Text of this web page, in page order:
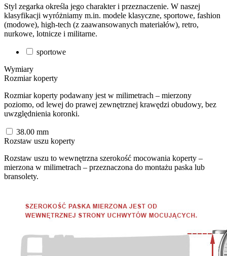
Styl zegarka określa jego charakter i przeznaczenie. W naszej
klasyfikacji wyróżniamy m.in. modele klasyczne, sportowe, fashion
(modowe), high-tech (z zaawansowanych materiałów), retro,
nurkowe, lotnicze i militarne.
sportowe
Wymiary
Rozmiar koperty
Rozmiar koperty podawany jest w milimetrach – mierzony
poziomo, od lewej do prawej zewnętrznej krawędzi obudowy, bez
uwzględnienia koronki.
38.00 mm
Rozstaw uszu koperty
Rozstaw uszu to wewnętrzna szerokość mocowania koperty –
mierzona w milimetrach – przeznaczona do montażu paska lub
bransolety.